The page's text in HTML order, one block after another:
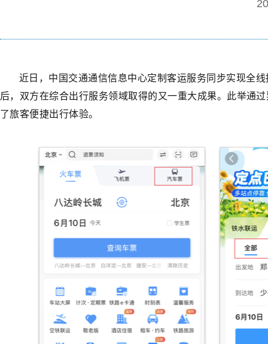
近日，中国交通通信信息中心定制客运服务同步实现全线
后，双方在综合出行服务领域取得的又一重大成果。此举通
了旅客便捷出行体验。